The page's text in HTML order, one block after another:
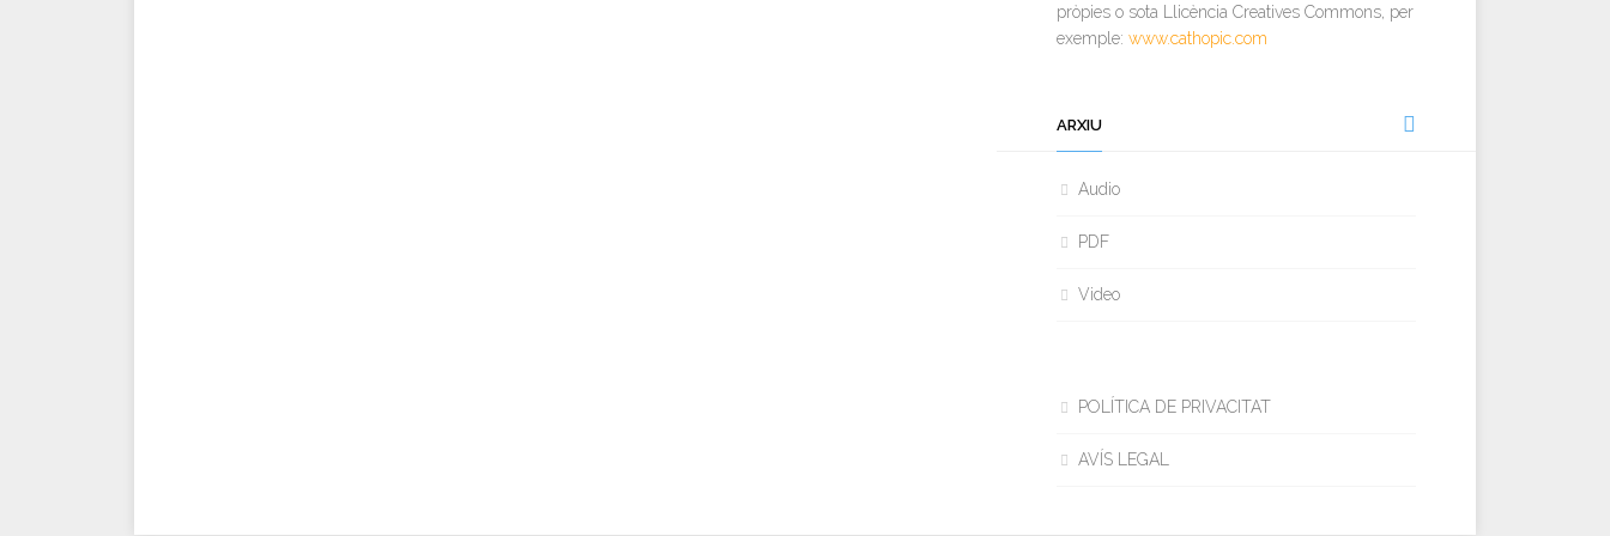
pròpies o sota Llicència Creatives Commons, per
exemple: www.cathopic.com
ARXIU
Audio
PDF
Video
POLÍTICA DE PRIVACITAT
AVÍS LEGAL